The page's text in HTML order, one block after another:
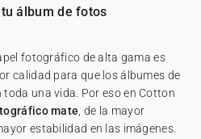
álbum de fotos
fotográfico de alta gama es
calidad para que los álbumes de
una vida. Por eso en Cotton
mate , de la mayor
estabilidad en las imágenes.